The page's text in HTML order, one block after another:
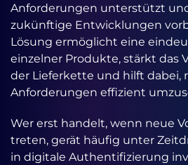
Anforderungen unterstützt
zukünftige Entwicklungen
Lösung ermöglicht eine
einzelner Produkte, stärkt das
der Lieferkette und hilft dabei,
Anforderungen effizient
Wer erst handelt, wenn neue
treten, gerät häufig unter
in digitale Authentifizierung